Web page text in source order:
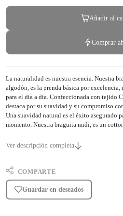
Añadir al
Comprar
La naturalidad es nuestra esencia. Nuestra
algodón, es la prenda básica por
para el día a día. Confeccionada con tejido
destaca por su suavidad y su compromiso
Una suavidad natural es el éxito asegurado
momento. Nuestra braguita midi, es un
Ver descripción completa
COMPARTE
Guardar en deseados